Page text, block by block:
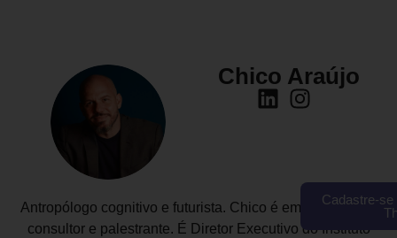
Chico Araújo
Antropólogo cognitivo e futurista. Chico é empreendedor,
consultor e palestrante. É Diretor Executivo do Instituto
Cadastre-